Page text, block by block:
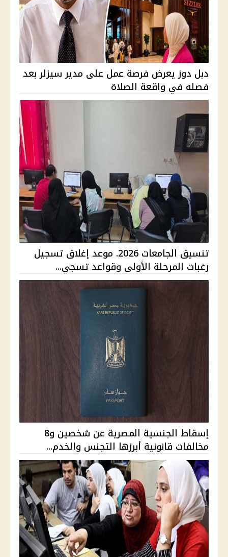
دبل دوز يعرض فرصة عمل على مدير سيزلر بعد
فصله في واقعة الصلاة
تنسيق الجامعات 2026. موعد إغلاق تسجيل
رغبات المرحلة الأولى وقواعد تسجي...
إسقاط الجنسية المصرية عن شخصين و8
مخالفات قانونية أبرزها التجنس والخدم...